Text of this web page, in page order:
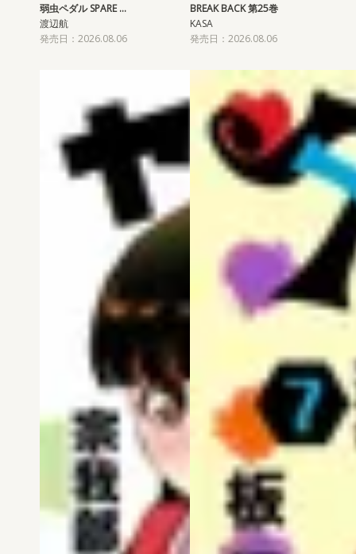
弱虫ペダル SPARE …
渡辺航
発売日：2026.08.06
BREAK BACK 第25巻
KASA
発売日：2026.08.06